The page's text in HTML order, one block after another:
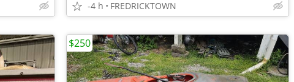
-4 h FREDRICKTOWN
$250